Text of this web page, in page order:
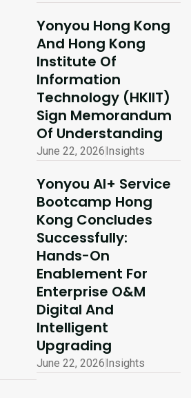
Yonyou Hong Kong
And Hong Kong
Institute Of
Information
Technology (HKIIT)
Sign Memorandum
Of Understanding
June 22, 2026Insights
Yonyou AI+ Service
Bootcamp Hong
Kong Concludes
Successfully:
Hands-On
Enablement For
Enterprise O&M
Digital And
Intelligent
Upgrading
June 22, 2026Insights